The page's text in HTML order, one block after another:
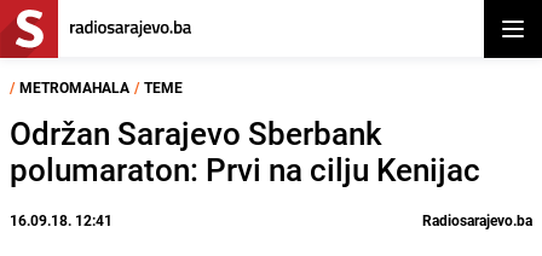
/ METROMAHALA / TEME
Održan Sarajevo Sberbank
polumaraton: Prvi na cilju Kenijac
16.09.18. 12:41 Radiosarajevo.ba